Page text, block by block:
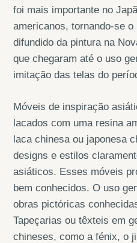
foi mais importante no
americanos, tornando-se
difundido da pintura na
que chegaram até o uso
imitação das telas do
Móveis de inspiração
lacados com uma resina
laca chinesa ou japonesa
designs e estilos
asiáticos. Esses móveis
bem conhecidos. O uso
obras pictóricas
Tapeçarias ou têxteis em
chineses, como a fénix, o